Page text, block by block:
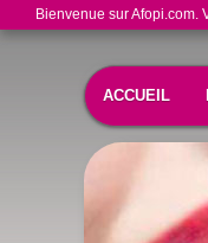
Bienvenue sur Afopi.com.
ACCUEIL